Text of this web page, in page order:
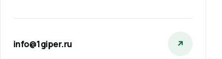
info@1giper.ru ↗